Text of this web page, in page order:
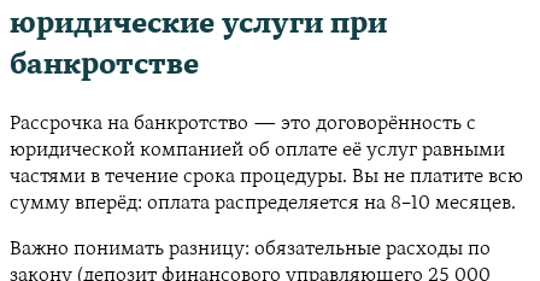
юридические услуги при
банкротстве
Рассрочка на банкротство — это договорённость с
юридической компанией об оплате её услуг равными
частями в течение срока процедуры. Вы не платите всю
сумму вперёд: оплата распределяется на 8–10 месяцев.
Важно понимать разницу: обязательные расходы по
закону (депозит финансового управляющего 25 000